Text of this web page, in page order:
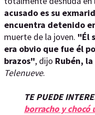
acusado es su
encuentra detenido
muerte de la joven. "Él
era obvio que fue él
brazos", dijo Rubén,
Telenueve.
TE PUEDE
borracho y chocó